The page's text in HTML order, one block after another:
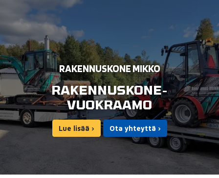
RAKENNUSKONE MIKKO
RAKENNUSKONE­
VUOKRAAMO
Lue lisää › Ota yhteyttä ›
KAIVINKONEET
TYÖKALUT
BETONIVÄLINEET
NAULAIMET JA
IMPULSSINAULAIMET
TIMANTTISAHAT JA HIOMAKONEET